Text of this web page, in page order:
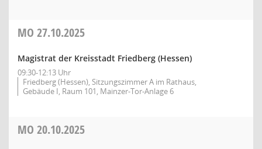
MO 27.10.2025
Magistrat der Kreisstadt Friedberg (Hessen)
09:30-12:13 Uhr
Friedberg (Hessen), Sitzungszimmer A im Rathaus,
Gebäude I, Raum 101, Mainzer-Tor-Anlage 6
MO 20.10.2025